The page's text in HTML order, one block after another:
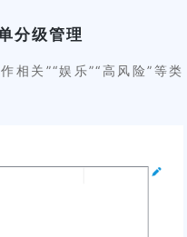
分级管理
相关”“娱乐”“高风险”等类